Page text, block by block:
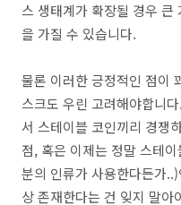
스 생태계가 확장될 경우 큰
을 가질 수 있습니다.
물론 이러한 긍정적인 점이
스크도 우린 고려해야합니
서 스테이블 코인끼리 경쟁
점, 혹은 이제는 정말 스테
분의 인류가 사용한다든가
상 존재한다는 건 잊지 말아